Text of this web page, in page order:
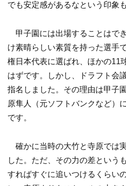
でも安定感があるなという印象
甲子園には出場することはで
け素晴らしい素質を持った選手
権日本代表に選ばれ、ほかの11
はずです。しかし、ドラフト会
指名しました。その理由は甲子
原隼人（元ソフトバンクなど）
です。
確かに当時の大竹と寺原では
した。ただ、その力の差という
すればすぐに追いつけるくらい